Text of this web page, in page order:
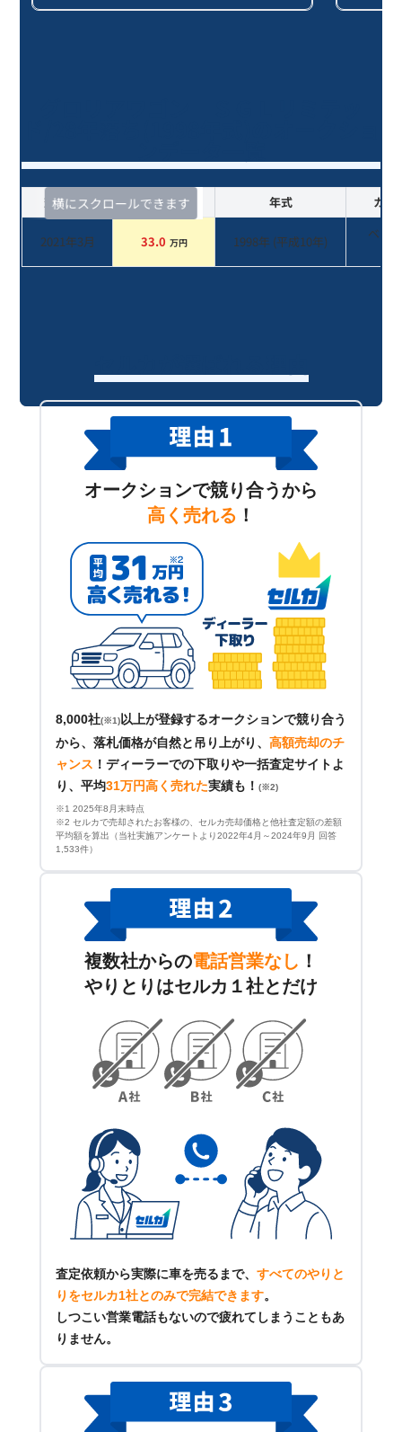
横にスクロールできます
査定時期 セルカ実績 年式 カラ
2021年3月 33.0 万円 1998年 (平成10年)
ベー
オークションで競り合うから
高く売れる ！
8,000社(※1) 以上が登録するオークションで競り合う
から、落札価格が自然と吊り上がり、 高額売却のチ
ャンス ！ ディーラーでの下取りや一括査定サイトよ
り、平均31万円高く売れた実績も！ (※2)
※1 2025年8月末時点
※2 セルカで売却されたお客様の、セルカ売却価格と他社査定額の差額
平均額を算出（当社実施アンケートより2022年4月～2024年9月 回答
1,533件）
複数社からの電話営業なし ！
やりとりはセルカ１社とだけ
査定依頼から実際に車を売るまで、 すべてのやりと
りをセルカ1社とのみで完結できます。
しつこい営業電話もないので疲れてしまうこともあ
りません。